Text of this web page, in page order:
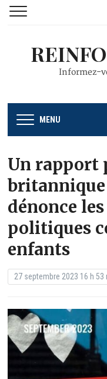
Informez-
MENU
Un rapport
dénonce
politiques
enfants
27 septembre 2023 16 h 53